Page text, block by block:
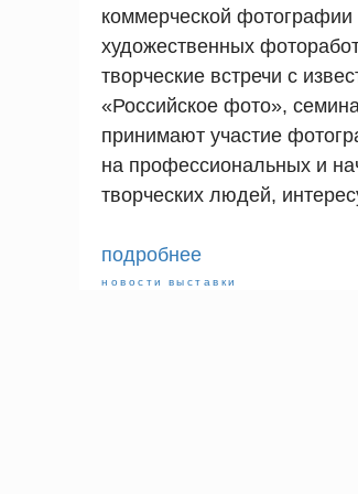
коммерческой
художественных
творческие встречи с
«Российское фото»,
принимают участие
на профессиональных и
творческих людей,
подробнее
новости выставки